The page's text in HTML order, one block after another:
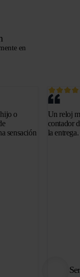
en
o
sensación
Un reloj
contador
la